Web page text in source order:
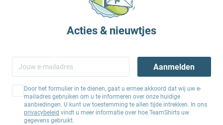
Acties & nieuwtjes
Aanmelden
Door het formulier in te dienen, gaat u ermee akkoord dat wij uw e-
mailadres gebruiken om u te informeren over onze huidige
aanbiedingen. U kunt uw toestemming te allen tijde intrekken. In ons
privacybeleid vindt u meer informatie over hoe TeamShirts uw
gegevens gebruikt.